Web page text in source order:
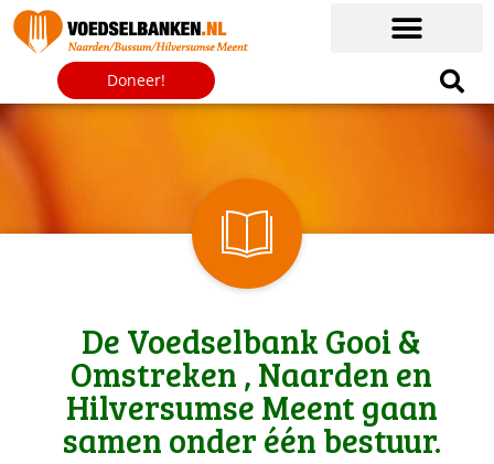
Doneer!
De Voedselbank Gooi &
Omstreken , Naarden en
Hilversumse Meent gaan
samen onder één bestuur.